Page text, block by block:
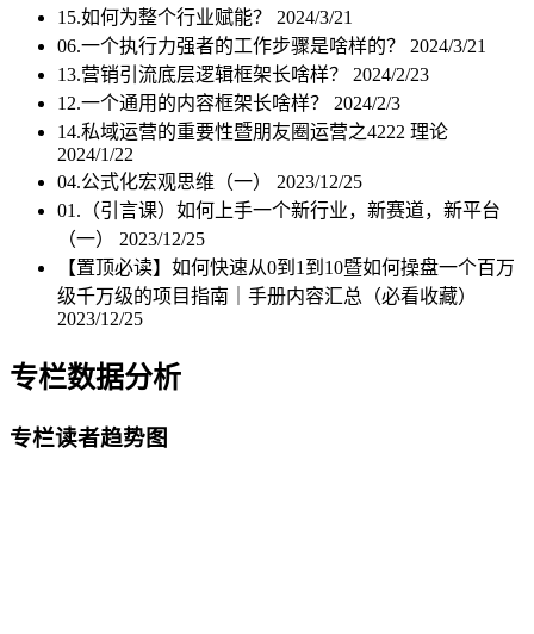
15.如何为整个行业赋能？ 2024/3/21
06.一个执行力强者的工作步骤是啥样的？ 2024/3/21
13.营销引流底层逻辑框架长啥样？ 2024/2/23
12.一个通用的内容框架长啥样？ 2024/2/3
14.私域运营的重要性暨朋友圈运营之4222 理论
2024/1/22
04.公式化宏观思维（一） 2023/12/25
01.（引言课）如何上手一个新行业，新赛道，新平台
（一） 2023/12/25
【置顶必读】如何快速从0到1到10暨如何操盘一个百万
级千万级的项目指南｜手册内容汇总（必看收藏）
2023/12/25
专栏数据分析
专栏读者趋势图